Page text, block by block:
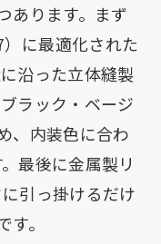
あります。まず
に最適化された
沿った立体縫製
ラック・ベージ
、内装色に合わ
最後に金属製リ
引っ掛けるだけ
。